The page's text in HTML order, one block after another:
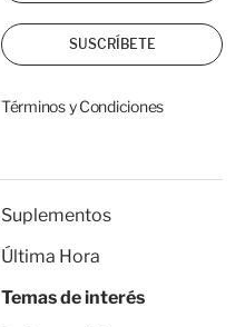
SUSCRÍBETE
Términos y Condiciones
Suplementos
Última Hora
Temas de interés